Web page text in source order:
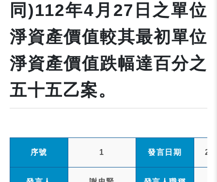
同)112年4月27日之單位
淨資產價值較其最初單位
淨資產價值跌幅達百分之
五十五乙案。
序號 1 發言日期